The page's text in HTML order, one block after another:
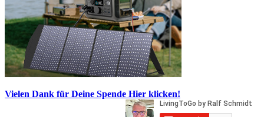
Vielen Dank für Deine Spende Hier klicken!